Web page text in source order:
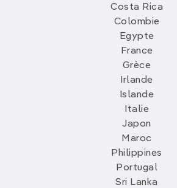
Costa Rica
Colombie
Egypte
France
Grèce
Irlande
Islande
Italie
Japon
Maroc
Philippines
Portugal
Sri Lanka